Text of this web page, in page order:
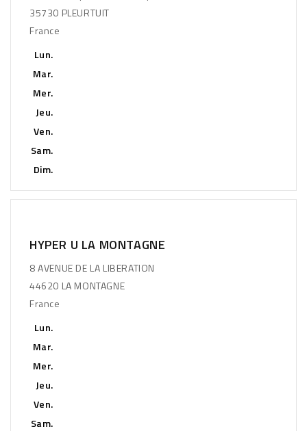
35730 PLEURTUIT
France
Lun.
Mar.
Mer.
Jeu.
Ven.
Sam.
Dim.
HYPER U LA MONTAGNE
8 AVENUE DE LA LIBERATION
44620 LA MONTAGNE
France
Lun.
Mar.
Mer.
Jeu.
Ven.
Sam.